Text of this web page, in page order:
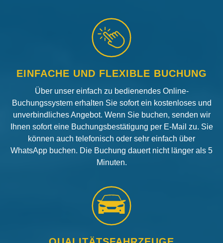
EINFACHE UND FLEXIBLE BUCHUNG
Über unser einfach zu bedienendes Online-
Buchungssystem erhalten Sie sofort ein kostenloses und
unverbindliches Angebot. Wenn Sie buchen, senden wir
Ihnen sofort eine Buchungsbestätigung per E-Mail zu. Sie
können auch telefonisch oder sehr einfach über
WhatsApp buchen. Die Buchung dauert nicht länger als 5
Minuten.